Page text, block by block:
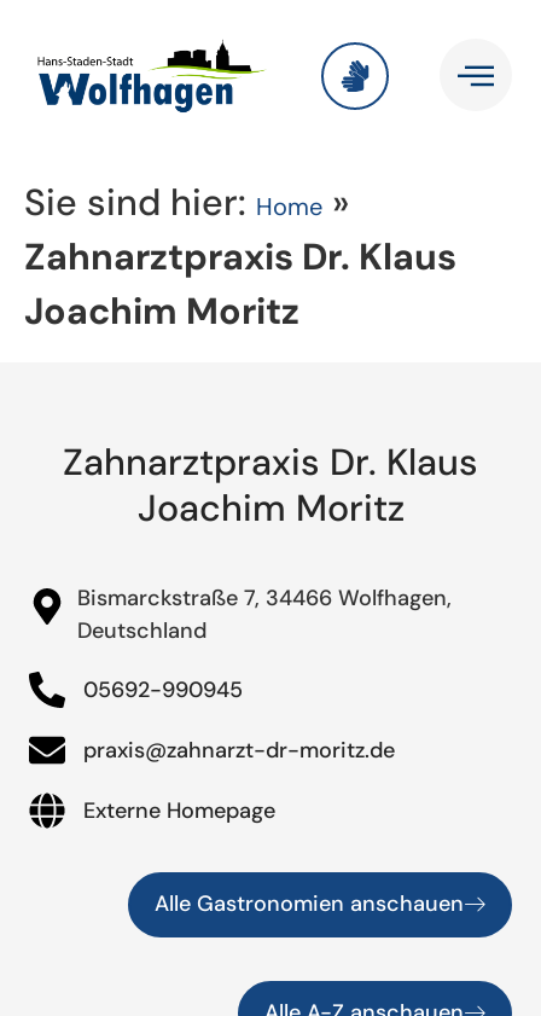
Sie sind hier: Home »
Zahnarztpraxis Dr. Klaus
Joachim Moritz
Zahnarztpraxis Dr. Klaus
Joachim Moritz
Bismarckstraße 7, 34466 Wolfhagen,
Deutschland
05692-990945
praxis@zahnarzt-dr-moritz.de
Externe Homepage
Alle Gastronomien anschauen